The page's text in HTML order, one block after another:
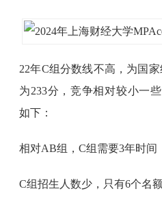
22年C组分数线不高，为国
为233分，竞争相对较小一
如下：
相对AB组，C组需要3年时间
C组招生人数少，只有6个名